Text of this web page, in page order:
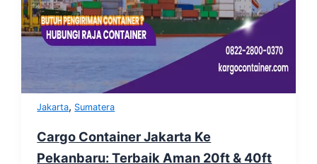
Jakarta, Sumatera
Cargo Container Jakarta Ke
Pekanbaru: Terbaik Aman 20ft & 40ft